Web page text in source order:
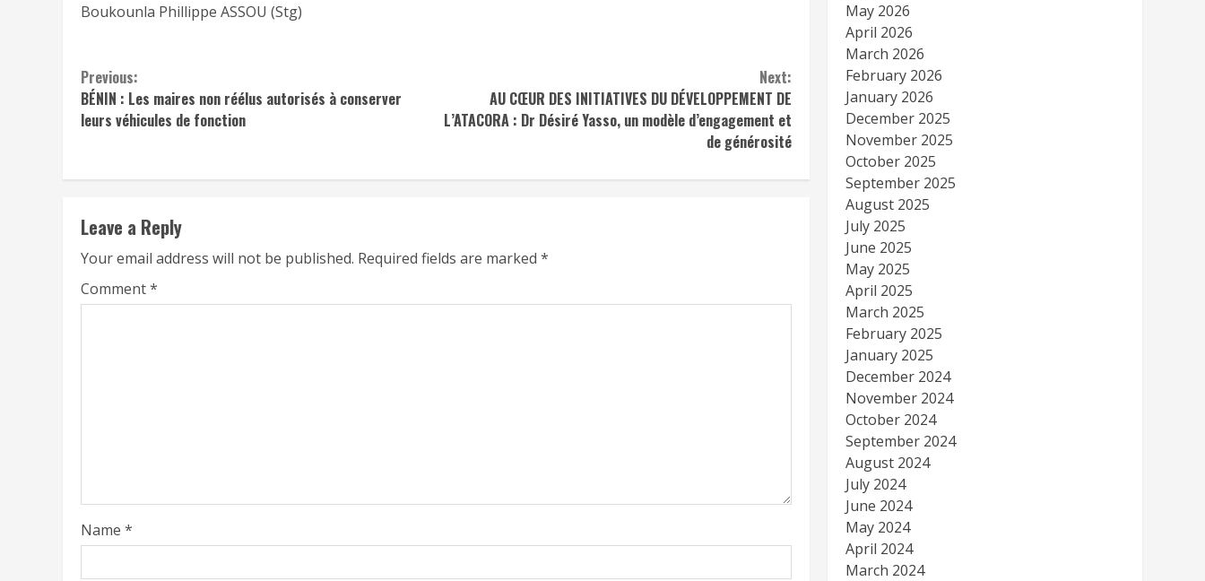
Boukounla Phillippe ASSOU (Stg)
Continue
Reading
Previous:
BÉNIN : Les maires non réélus autorisés à conserver
leurs véhicules de fonction
Next:
AU CŒUR DES INITIATIVES DU DÉVELOPPEMENT DE
L’ATACORA : Dr Désiré Yasso, un modèle d’engagement et
de générosité
Leave a Reply
Your email address will not be published. Required fields are marked *
Comment*
Name *
May 2026
April 2026
March 2026
February 2026
January 2026
December 2025
November 2025
October 2025
September 2025
August 2025
July 2025
June 2025
May 2025
April 2025
March 2025
February 2025
January 2025
December 2024
November 2024
October 2024
September 2024
August 2024
July 2024
June 2024
May 2024
April 2024
March 2024